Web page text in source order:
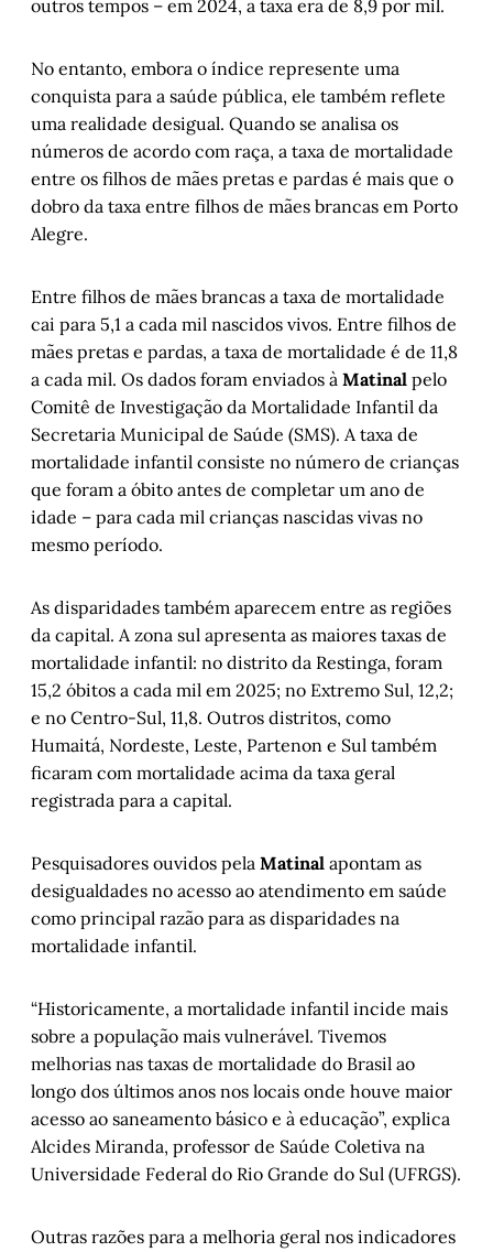
outros tempos – em 2024, a taxa era de 8,9 por mil.
No entanto, embora o índice represente uma
conquista para a saúde pública, ele também reflete
uma realidade desigual. Quando se analisa os
números de acordo com raça, a taxa de mortalidade
entre os filhos de mães pretas e pardas é mais que o
dobro da taxa entre filhos de mães brancas em Porto
Alegre.
Entre filhos de mães brancas a taxa de mortalidade
cai para 5,1 a cada mil nascidos vivos. Entre filhos de
mães pretas e pardas, a taxa de mortalidade é de 11,8
a cada mil. Os dados foram enviados à Matinal pelo
Comitê de Investigação da Mortalidade Infantil da
Secretaria Municipal de Saúde (SMS). A taxa de
mortalidade infantil consiste no número de crianças
que foram a óbito antes de completar um ano de
idade – para cada mil crianças nascidas vivas no
mesmo período.
As disparidades também aparecem entre as regiões
da capital. A zona sul apresenta as maiores taxas de
mortalidade infantil: no distrito da Restinga, foram
15,2 óbitos a cada mil em 2025; no Extremo Sul, 12,2;
e no Centro-Sul, 11,8. Outros distritos, como
Humaitá, Nordeste, Leste, Partenon e Sul também
ficaram com mortalidade acima da taxa geral
registrada para a capital.
Pesquisadores ouvidos pela Matinal apontam as
desigualdades no acesso ao atendimento em saúde
como principal razão para as disparidades na
mortalidade infantil.
“Historicamente, a mortalidade infantil incide mais
sobre a população mais vulnerável. Tivemos
melhorias nas taxas de mortalidade do Brasil ao
longo dos últimos anos nos locais onde houve maior
acesso ao saneamento básico e à educação”, explica
Alcides Miranda, professor de Saúde Coletiva na
Universidade Federal do Rio Grande do Sul (UFRGS).
Outras razões para a melhoria geral nos indicadores